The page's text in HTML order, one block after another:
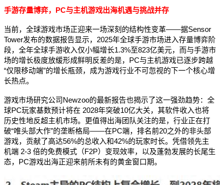
手游存量博弈，PC与主机游戏出海机遇与挑战并存
当前，全球游戏市场正迎来一场深刻的结构性变革——据Sensor
Tower发布的数据报告显示，2025年全球手游市场进入存量博弈阶
段，全年全球手游收入仅小幅增长1.3%至823亿美元，而与手游市
场的增长极度放缓形成鲜明反差的是，PC与主机游戏已逐步跨越
“仅限移动端”的增长瓶颈，成为游戏行业不可忽视的下一个核心增
长热点。
游戏市场研究公司Newzoo的最新报告也揭示了这一强劲趋势：全
球PC玩家基数预计将在 2028年突破10亿大关，其软件收入也将
历史性地反超主机市场。更值得出海团队关注的是，行业正在打
破“唯头部大作”的垄断格局——在PC端，排名前20之外的非头部
游戏，贡献了高达56%的总收入和42%的玩家时长。凭借领先主
机端 2-3 倍的免费模式（F2P）变现效率，以及蓬勃发展的长尾生
态，PC游戏出海正迎来前所未有的黄金窗口期。